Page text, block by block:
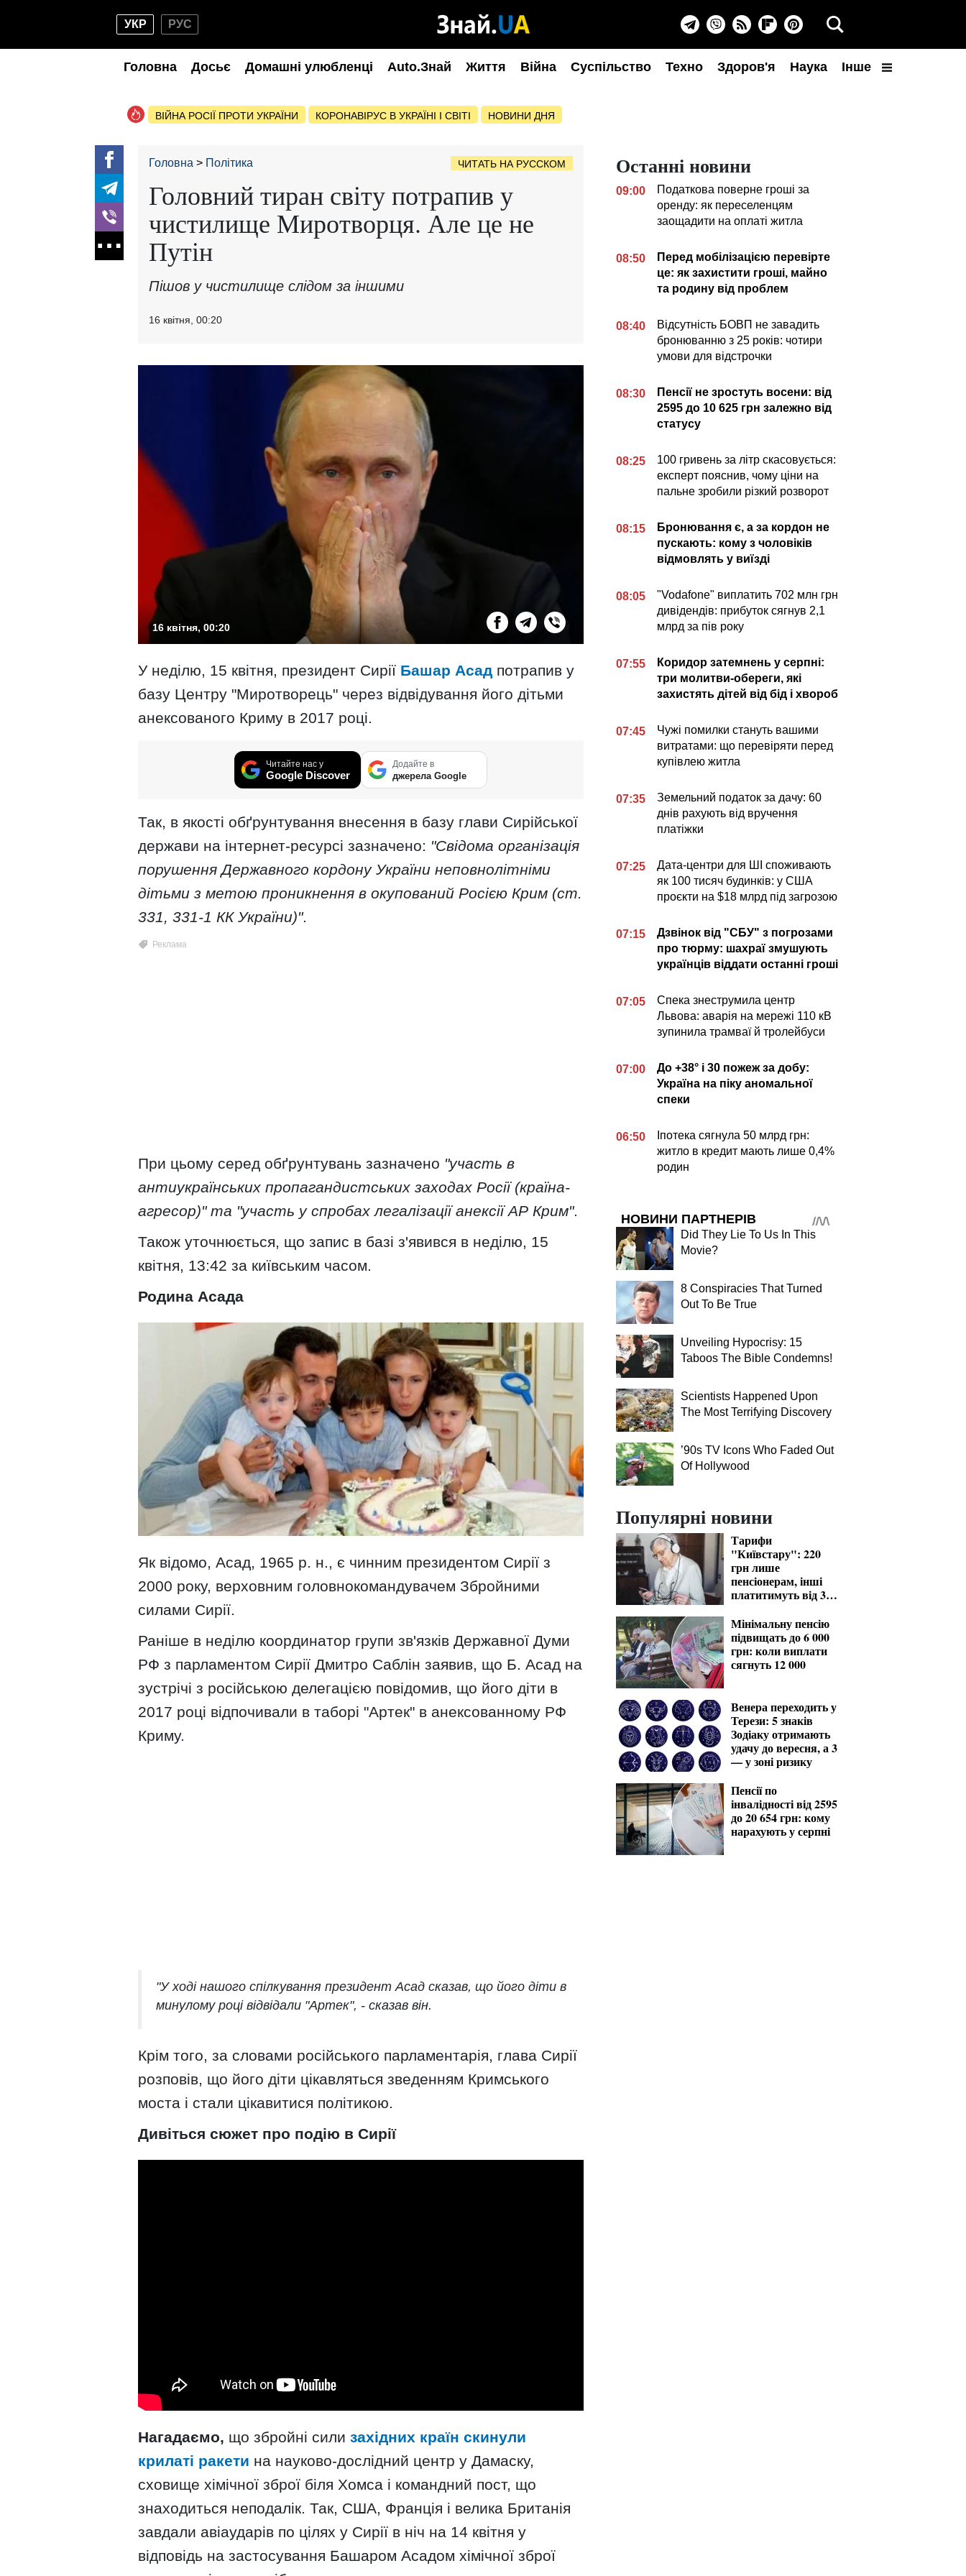
УКР РУС
Головна Досьє Домашні улюбленці Auto.Знай Життя Війна Суспільство Техно Здоров'я Наука Інше
ВІЙНА РОСІЇ ПРОТИ УКРАЇНИ КОРОНАВІРУС В УКРАЇНІ І СВІТІ НОВИНИ ДНЯ
Головна Політика ЧИТАТЬ НА РУССКОМ
Головний тиран світу потрапив у
чистилище Миротворця. Але це не
Путін
Пішов у чистилище слідом за іншими
16 квітня, 00:20
16 квітня, 00:20
У неділю, 15 квітня, президент Сирії Башар Асад потрапив у
базу Центру "Миротворець" через відвідування його дітьми
анексованого Криму в 2017 році.
Читайте нас у
Google Discover
Додайте в
джерела Google
Так, в якості обґрунтування внесення в базу глави Сирійської
держави на інтернет-ресурсі зазначено: "Свідома організація
порушення Державного кордону України неповнолітніми
дітьми з метою проникнення в окупований Росією Крим (ст.
331, 331-1 КК України)".
При цьому серед обґрунтувань зазначено "участь в
антиукраїнських пропагандистських заходах Росії (країна-
агресор)" та "участь у спробах легалізації анексії АР Крим".
Також уточнюється, що запис в базі з'явився в неділю, 15
квітня, 13:42 за київським часом.
Родина Асада
Як відомо, Асад, 1965 р. н., є чинним президентом Сирії з
2000 року, верховним головнокомандувачем Збройними
силами Сирії.
Раніше в неділю координатор групи зв'язків Державної Думи
РФ з парламентом Сирії Дмитро Саблін заявив, що Б. Асад на
зустрічі з російською делегацією повідомив, що його діти в
2017 році відпочивали в таборі "Артек" в анексованному РФ
Криму.
"У ході нашого спілкування президент Асад сказав, що його діти в
минулому році відвідали "Артек", - сказав він.
Крім того, за словами російського парламентарія, глава Сирії
розповів, що його діти цікавляться зведенням Кримського
моста і стали цікавитися політикою.
Дивіться сюжет про подію в Сирії
Нагадаємо, що збройні сили західних країн скинули
крилаті ракети на науково-дослідний центр у Дамаску,
сховище хімічної зброї біля Хомса і командний пост, що
знаходиться неподалік. Так, США, Франція і велика Британія
завдали авіаударів по цілях у Сирії в ніч на 14 квітня у
відповідь на застосування Башаром Асадом хімічної зброї
Останні новини
09:00
Податкова поверне гроші за
оренду: як переселенцям
заощадити на оплаті житла
08:50
Перед мобілізацією перевірте
це: як захистити гроші, майно
та родину від проблем
08:40
Відсутність БОВП не завадить
бронюванню з 25 років: чотири
умови для відстрочки
08:30
Пенсії не зростуть восени: від
2595 до 10 625 грн залежно від
статусу
08:25
100 гривень за літр скасовується:
експерт пояснив, чому ціни на
пальне зробили різкий розворот
08:15
Бронювання є, а за кордон не
пускають: кому з чоловіків
відмовлять у виїзді
08:05
"Vodafone" виплатить 702 млн грн
дивідендів: прибуток сягнув 2,1
млрд за пів року
07:55
Коридор затемнень у серпні:
три молитви-обереги, які
захистять дітей від бід і хвороб
07:45
Чужі помилки стануть вашими
витратами: що перевіряти перед
купівлею житла
07:35
Земельний податок за дачу: 60
днів рахують від вручення
платіжки
07:25
Дата-центри для ШІ споживають
як 100 тисяч будинків: у США
проєкти на $18 млрд під загрозою
07:15
Дзвінок від "СБУ" з погрозами
про тюрму: шахраї змушують
українців віддати останні гроші
07:05
Спека знеструмила центр
Львова: аварія на мережі 110 кВ
зупинила трамваї й тролейбуси
07:00
До +38° і 30 пожеж за добу:
Україна на піку аномальної
спеки
06:50
Іпотека сягнула 50 млрд грн:
житло в кредит мають лише 0,4%
родин
НОВИНИ ПАРТНЕРІВ
Did They Lie To Us In This
Movie?
8 Conspiracies That Turned
Out To Be True
Unveiling Hypocrisy: 15
Taboos The Bible Condemns!
Scientists Happened Upon
The Most Terrifying Discovery
’90s TV Icons Who Faded Out
Of Hollywood
Популярні новини
Тарифи
"Київстару": 220
грн лише
пенсіонерам, інші
платитимуть від 370
Мінімальну пенсію
підвищать до 6 000
грн: коли виплати
сягнуть 12 000
Венера переходить у
Терези: 5 знаків
Зодіаку отримають
удачу до вересня, а 3
— у зоні ризику
Пенсії по
інвалідності від 2595
до 20 654 грн: кому
нарахують у серпні